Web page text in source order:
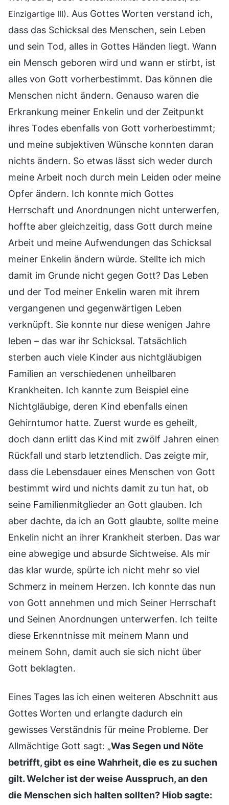
Einzigartige III). Aus Gottes Worten verstand ich,
dass das Schicksal des Menschen, sein Leben
und sein Tod, alles in Gottes Händen liegt. Wann
ein Mensch geboren wird und wann er stirbt, ist
alles von Gott vorherbestimmt. Das können die
Menschen nicht ändern. Genauso waren die
Erkrankung meiner Enkelin und der Zeitpunkt
ihres Todes ebenfalls von Gott vorherbestimmt;
und meine subjektiven Wünsche konnten daran
nichts ändern. So etwas lässt sich weder durch
meine Arbeit noch durch mein Leiden oder meine
Opfer ändern. Ich konnte mich Gottes
Herrschaft und Anordnungen nicht unterwerfen,
hoffte aber gleichzeitig, dass Gott durch meine
Arbeit und meine Aufwendungen das Schicksal
meiner Enkelin ändern würde. Stellte ich mich
damit im Grunde nicht gegen Gott? Das Leben
und der Tod meiner Enkelin waren mit ihrem
vergangenen und gegenwärtigen Leben
verknüpft. Sie konnte nur diese wenigen Jahre
leben – das war ihr Schicksal. Tatsächlich
sterben auch viele Kinder aus nichtgläubigen
Familien an verschiedenen unheilbaren
Krankheiten. Ich kannte zum Beispiel eine
Nichtgläubige, deren Kind ebenfalls einen
Gehirntumor hatte. Zuerst wurde es geheilt,
doch dann erlitt das Kind mit zwölf Jahren einen
Rückfall und starb letztendlich. Das zeigte mir,
dass die Lebensdauer eines Menschen von Gott
bestimmt wird und nichts damit zu tun hat, ob
seine Familienmitglieder an Gott glauben. Ich
aber dachte, da ich an Gott glaubte, sollte meine
Enkelin nicht an ihrer Krankheit sterben. Das war
eine abwegige und absurde Sichtweise. Als mir
das klar wurde, spürte ich nicht mehr so viel
Schmerz in meinem Herzen. Ich konnte das nun
von Gott annehmen und mich Seiner Herrschaft
und Seinen Anordnungen unterwerfen. Ich teilte
diese Erkenntnisse mit meinem Mann und
meinem Sohn, damit auch sie sich nicht über
Gott beklagten.
Eines Tages las ich einen weiteren Abschnitt aus
Gottes Worten und erlangte dadurch ein
gewisses Verständnis für meine Probleme. Der
Allmächtige Gott sagt: „Was Segen und Nöte
betrifft, gibt es eine Wahrheit, die es zu suchen
gilt. Welcher ist der weise Ausspruch, an den
die Menschen sich halten sollten? Hiob sagte: